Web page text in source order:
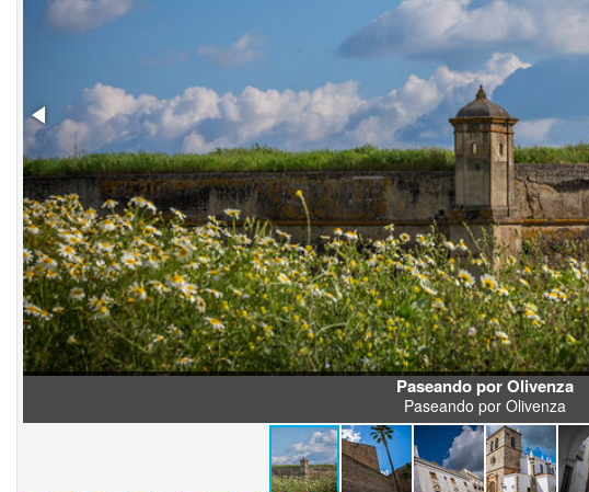
Paseando por Olivenza
Paseando por Olivenza